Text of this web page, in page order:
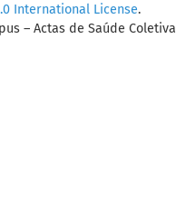
International License.
– Actas de Saúde Coletiva